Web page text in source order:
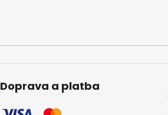
Doprava a platba